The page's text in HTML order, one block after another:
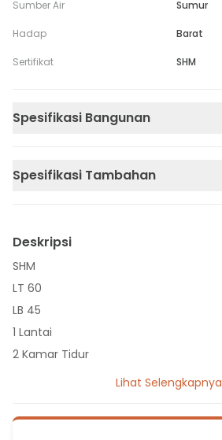
Sumber Air Sumur
Hadap Barat
Sertifikat SHM
Spesifikasi Bangunan
Spesifikasi Tambahan
Deskripsi
SHM
LT 60
LB 45
1 Lantai
2 Kamar Tidur
Sumber Air Tanah
Lihat Selengkapnya